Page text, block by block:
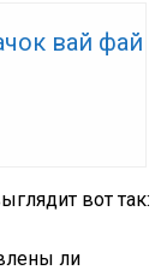
вай фай
вот так:
ли